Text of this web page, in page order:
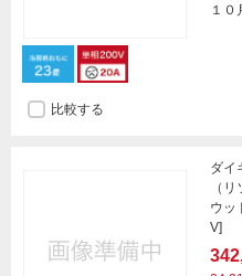
１０
比較する
ダイ
（
ウッ
V]